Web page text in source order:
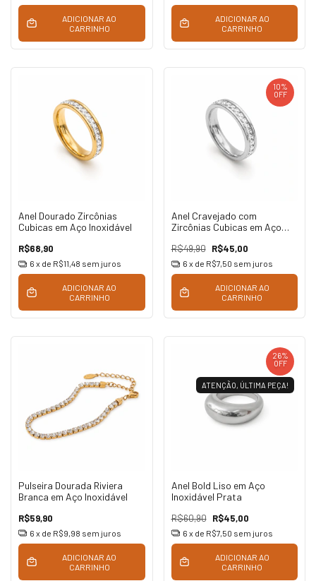
ADICIONAR AO
CARRINHO
ADICIONAR AO
CARRINHO
Anel Dourado Zircônias
Cubicas em Aço Inoxidável
R$68,90
6 x de R$11,48 sem juros
ADICIONAR AO
CARRINHO
10%
OFF
Anel Cravejado com
Zircônias Cubicas em Aço
R$49,90 R$45,00
6 x de R$7,50 sem juros
ADICIONAR AO
CARRINHO
Pulseira Dourada Riviera
Branca em Aço Inoxidável
R$59,90
6 x de R$9,98 sem juros
ADICIONAR AO
CARRINHO
26%
OFF
ATENÇÃO, ÚLTIMA PEÇA!
Anel Bold Liso em Aço
Inoxidável Prata
R$60,90 R$45,00
6 x de R$7,50 sem juros
ADICIONAR AO
CARRINHO